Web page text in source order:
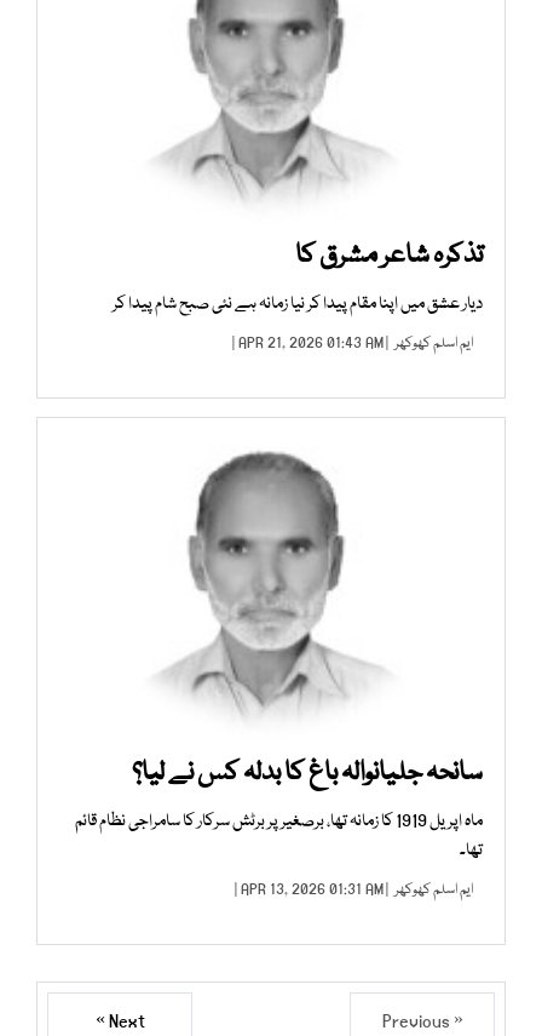
تذکرہ شاعر مشرق کا
دیار عشق میں اپنا مقام پیدا کر نیا زمانہ ہے نئی صبح شام پیدا کر
ایم اسلم کھوکھر | APR 21, 2026 01:43 AM |
سانحہ جلیانوالہ باغ کا بدلہ کس نے لیا؟
ماہ اپریل 1919 کا زمانہ تھا، برصغیر پر برٹش سرکار کا سامراجی نظام قائم
تھا۔
ایم اسلم کھوکھر | APR 13, 2026 01:31 AM |
« Previous
Next »